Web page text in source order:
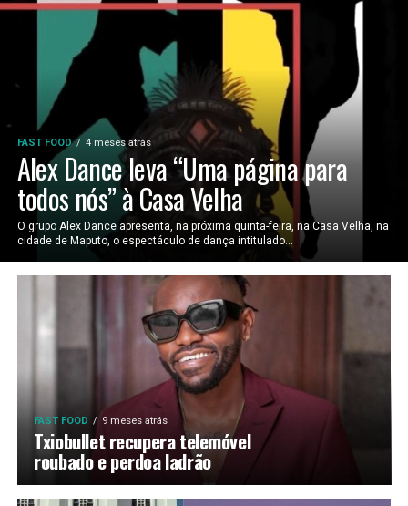
FAST FOOD 4 meses atrás
Alex Dance leva “Uma página para
todos nós” à Casa Velha
O grupo Alex Dance apresenta, na próxima quinta-feira, na Casa Velha, na
cidade de Maputo, o espectáculo de dança intitulado...
FAST FOOD 9 meses atrás
Txiobullet recupera telemóvel
roubado e perdoa ladrão